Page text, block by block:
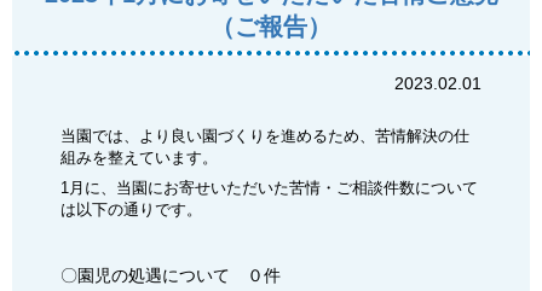
（ご報告）
2023.02.01
当園では、より良い園づくりを進めるため、苦情解決の仕
組みを整えています。
1月に、当園にお寄せいただいた苦情・ご相談件数について
は以下の通りです。
〇園児の処遇について ０件